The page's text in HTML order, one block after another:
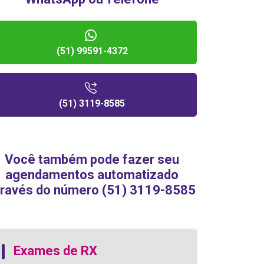
(51) 99591-4372
(51) 3119-8585
Você também pode fazer seu
agendamentos automatizado
do número (51) 3119-8585
Exames de RX